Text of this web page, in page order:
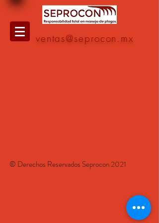
ventas@seprocon.mx
© Derechos Reservados Seprocon 2021